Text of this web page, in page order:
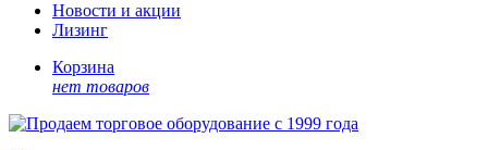
Новости и акции
Лизинг
Корзина
нет товаров